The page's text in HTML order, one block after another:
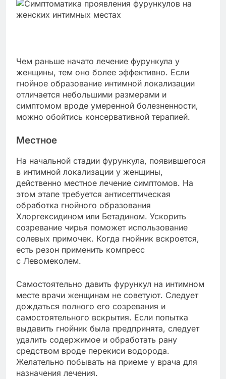
Чем раньше начато лечение фурункула у
женщины, тем оно более эффективно. Если
гнойное образование интимной локализации
отличается небольшими размерами и
симптомом вроде умеренной болезненности,
можно обойтись консервативной терапией.
Местное
На начальной стадии фурункула, появившегося
в интимной локализации у женщины,
действенно местное лечение симптомов. На
этом этапе требуется антисептическая
обработка гнойного образования
Хлоргексидином или Бетадином. Ускорить
созревание чирья поможет использование
солевых примочек. Когда гнойник вскроется,
есть резон применить компресс
с Левомеколем.
Самостоятельно давить фурункул на интимном
месте врачи женщинам не советуют. Следует
дождаться полного его созревания и
самостоятельного вскрытия. Если попытка
выдавить гнойник была предпринята, следует
удалить содержимое и обработать рану
средством вроде перекиси водорода.
Желательно побывать на приеме у врача для
назначения лечения.